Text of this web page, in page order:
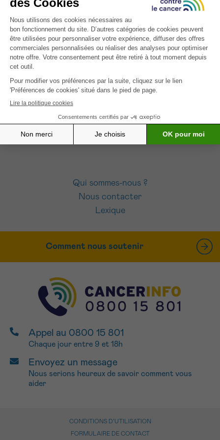
INSCRIVEZ-VOUS À NOTRE NEWSLETTER
J’accepte lesconditions d’utilisations
Envoyer
Qui sommes-nous ?
Nous contacter
Lexique
Comment nous soutenir
Appel au 0800 15 801
Chaque jour entre 9 et 18h
Envoyez un message
Nous serions heureux de savoir comment vous
aider
CONDITIONS D’UTILISATION
FORMULAIRE DE CONTACT